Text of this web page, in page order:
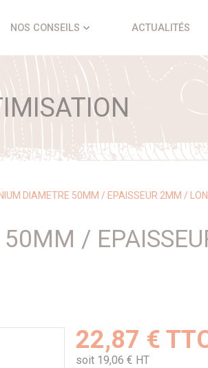
NOS CONSEILS ACTUALITÉS
DIAMETRE 50MM / EPAISSEUR 2MM /
/
22,87 €
soit 19,06 € HT